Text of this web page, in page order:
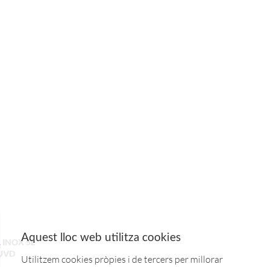
INOX 5LAquest lloc web utilitza cookies
Utilitzem cookies pròpies i de tercers per millorar